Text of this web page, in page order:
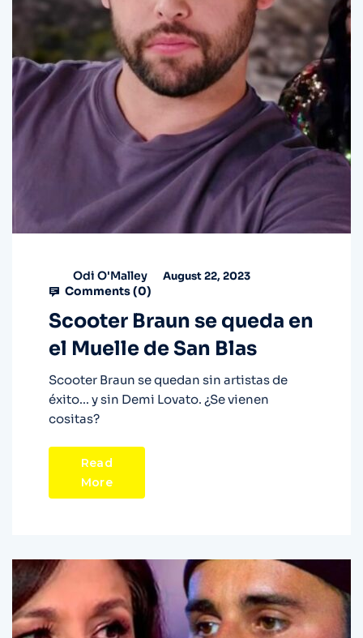
Odi O'Malley August 22, 2023
Comments (0)
Scooter Braun se queda en
el Muelle de San Blas
Scooter Braun se quedan sin artistas de
éxito... y sin Demi Lovato. ¿Se vienen
cositas?
Read
More